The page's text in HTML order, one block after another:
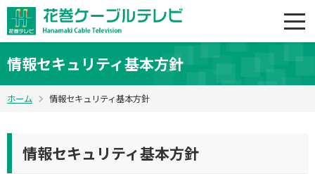
情報セキュリティ基本方針
ホーム 情報セキュリティ基本方針
情報セキュリティ基本方針